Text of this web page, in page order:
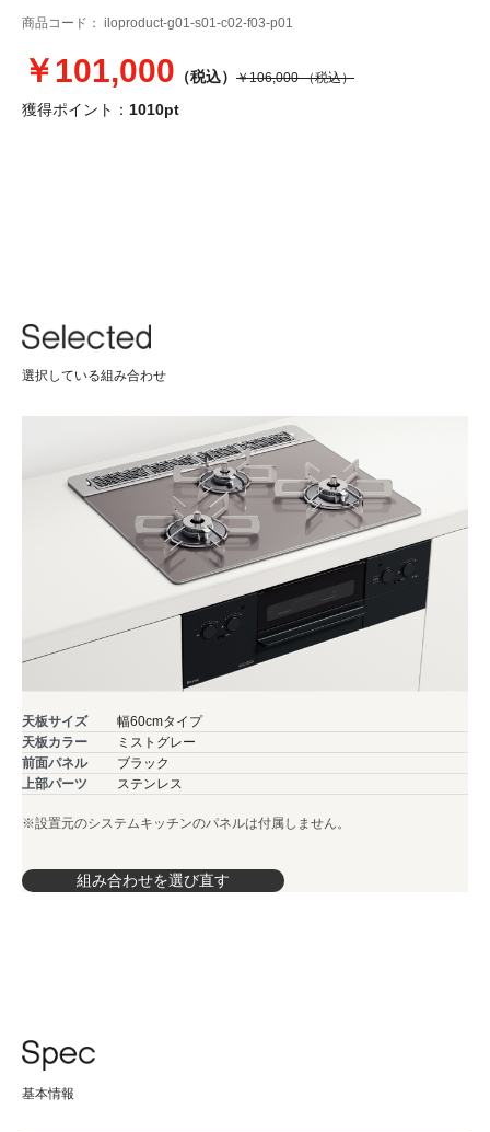
商品コード： iloproduct-g01-s01-c02-f03-p01
￥101,000 （税込） ￥106,000（税込）
獲得ポイント： 1010pt
選択している組み合わせ
天板サイズ
幅60cmタイプ
天板カラー
ミストグレー
前面パネル
ブラック
上部パーツ
ステンレス
※設置元のシステムキッチンのパネルは付属しません。
組み合わせを選び直す
基本情報